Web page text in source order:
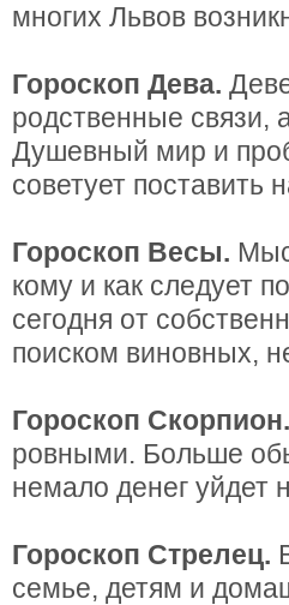
многих Львов
Гороскоп Дева.
родственные связи,
Душевный мир и
советует поставить
Гороскоп Весы.
кому и как следует
сегодня от
поиском виновных,
Гороскоп Скорпион.
ровными. Больше
немало денег уйдет
Гороскоп Стрелец.
семье, детям и